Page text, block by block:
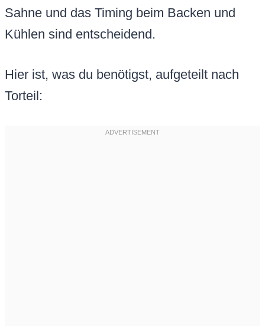
Sahne und das Timing beim Backen und
Kühlen sind entscheidend.
Hier ist, was du benötigst, aufgeteilt nach
Torteil: